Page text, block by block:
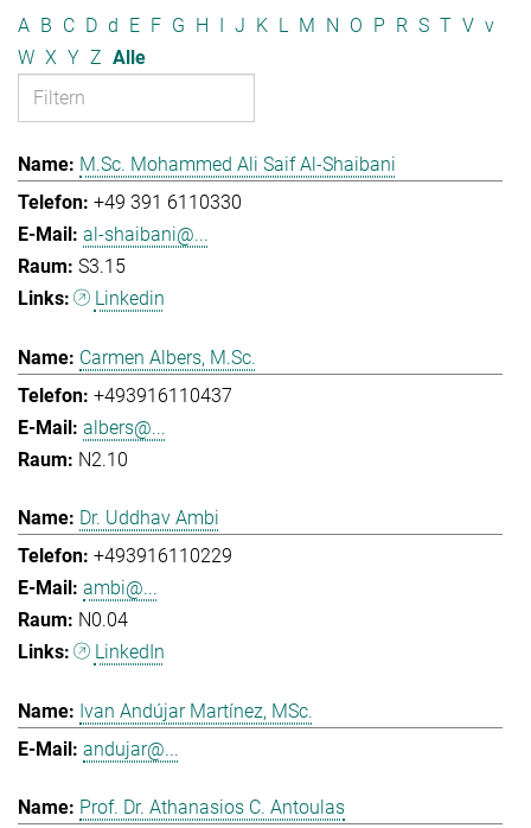
A B C D d E F G H I J K L M N O P R S T V v
W X Y Z Alle
M.Sc. Mohammed Ali Saif Al-Shaibani
+49 391 6110330
al-shaibani@...
S3.15
Linkedin
Carmen Albers, M.Sc.
+493916110437
albers@...
N2.10
Dr. Uddhav Ambi
+493916110229
ambi@...
N0.04
LinkedIn
Ivan Andújar Martínez, MSc.
andujar@...
Prof. Dr. Athanasios C. Antoulas